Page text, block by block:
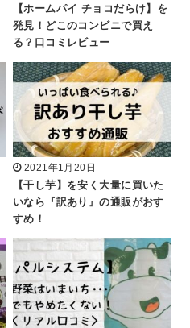
【ホームパイ チョコだらけ】を
発見！どこのコンビニで買え
る？口コミレビュー
2021年1月20日
【干し芋】を安く大量に買いた
いなら『訳あり』の通販がおす
すめ！